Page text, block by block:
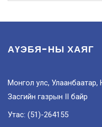
АҮЭБЯ-НЫ ХАЯГ
Монгол улс,
Засгийн газрын II байр
Утас: (51)-264155